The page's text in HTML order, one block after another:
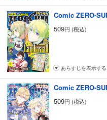
509円 (税込)
あらすじを表示する
509円 (税込)